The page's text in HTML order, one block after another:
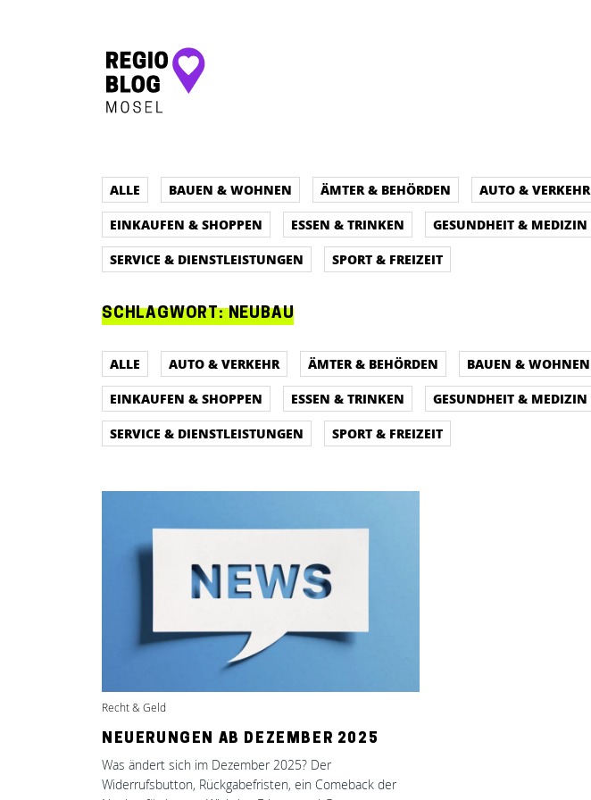
Hauptnavigation
ALLE BAUEN & WOHNEN ÄMTER & BEHÖRDEN AUTO & VERKEHR
EINKAUFEN & SHOPPEN
ESSEN & TRINKEN GESUNDHEIT & MEDIZIN
SERVICE & DIENSTLEISTUNGEN
SPORT & FREIZEIT
SCHLAGWORT:NEUBAU
ALLE AUTO & VERKEHR ÄMTER & BEHÖRDEN BAUEN & WOHNEN
EINKAUFEN & SHOPPEN
ESSEN & TRINKEN GESUNDHEIT & MEDIZIN
SERVICE & DIENSTLEISTUNGEN
SPORT & FREIZEIT
Recht & Geld
NEUERUNGEN AB DEZEMBER 2025
Was ändert sich im Dezember 2025? Der
Widerrufsbutton, Rückgabefristen, ein Comeback der